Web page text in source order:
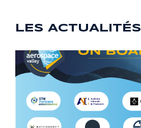
LES ACTUALITÉS